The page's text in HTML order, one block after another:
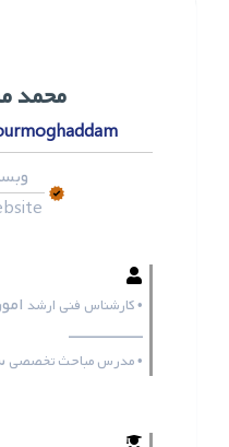
محمد
• کارشناس فنی ارشد
ـــــــــــــــــ
• مدرس مباحث تخصصی